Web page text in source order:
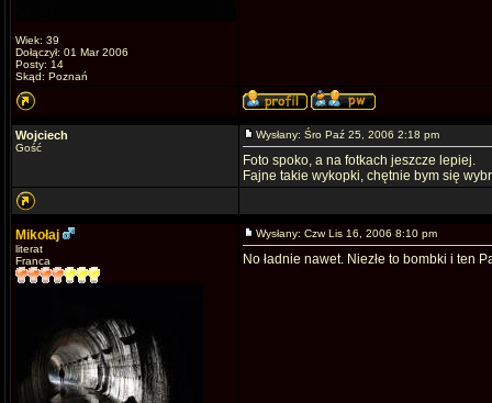
Wiek: 39
Dołączył: 01 Mar 2006
Posty: 14
Skąd: Poznań
Wojciech
Gość
Wysłany: Śro Paź 25, 2006 2:18 pm
Foto spoko, a na fotkach jeszcze lepiej.
Fajne takie wykopki, chętnie bym się
Mikołaj
literat
Franca
Wysłany: Czw Lis 16, 2006 8:10 pm
No ładnie nawet. Niezłe to bombki i ten